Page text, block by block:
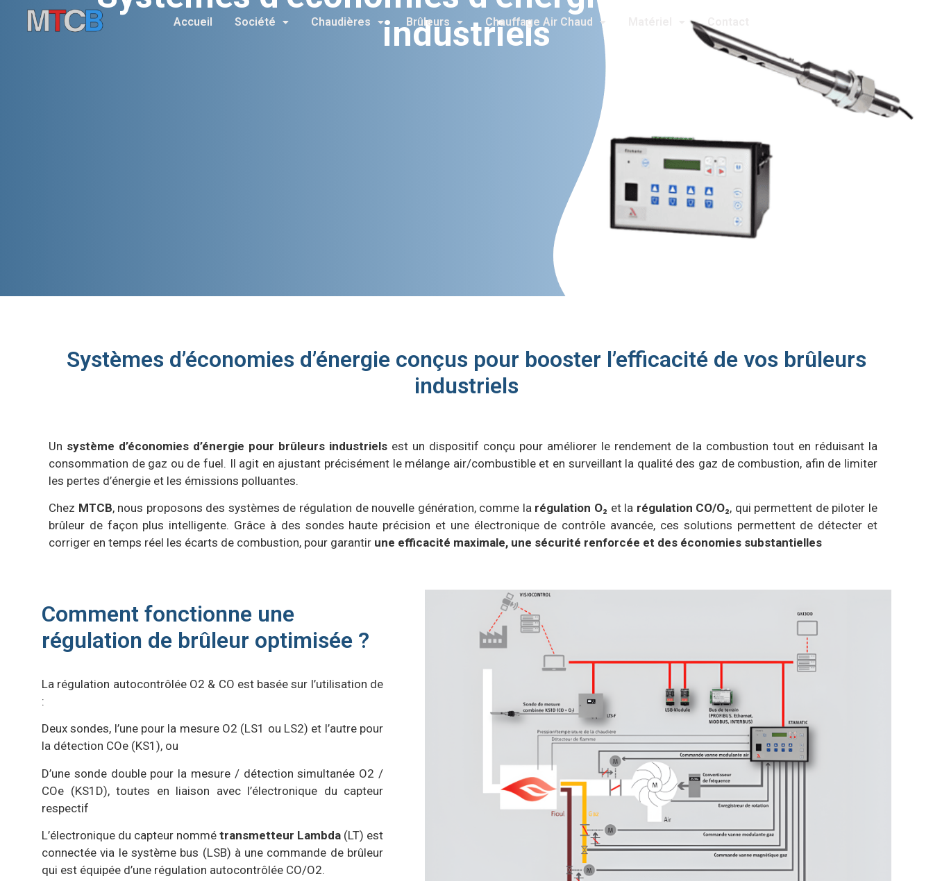
Accueil Société Chaudières Brûleurs Chauffage Air Chaud
industriels
Systèmes d’économies d’énergie conçus pour booster l’efficacité de vos brûleurs
industriels
Un système d’économies d’énergie pour brûleurs industriels est un dispositif conçu pour améliorer le rendement de la combustion tout en réduisant la
consommation de gaz ou de fuel. Il agit en ajustant précisément le mélange air/combustible et en surveillant la qualité des gaz de combustion, afin de limiter
les pertes d’énergie et les émissions polluantes.
Chez MTCB, nous proposons des systèmes de régulation de nouvelle génération, comme la régulation O₂ et la régulation CO/O₂, qui permettent de piloter le
brûleur de façon plus intelligente. Grâce à des sondes haute précision et une électronique de contrôle avancée, ces solutions permettent de détecter et
corriger en temps réel les écarts de combustion, pour garantir une efficacité maximale, une sécurité renforcée et des économies substantielles
Comment fonctionne une
régulation de brûleur optimisée ?
La régulation autocontrôlée O2 & CO est basée sur l’utilisation de
:
Deux sondes, l’une pour la mesure O2 (LS1 ou LS2) et l’autre pour
la détection COe (KS1), ou
D’une sonde double pour la mesure / détection simultanée O2 /
COe (KS1D), toutes en liaison avec l’électronique du capteur
respectif
L’électronique du capteur nommétransmetteur Lambda (LT) est
connectée via le système bus (LSB) à une commande de brûleur
qui est équipée d’une régulation autocontrôlée CO/O2.